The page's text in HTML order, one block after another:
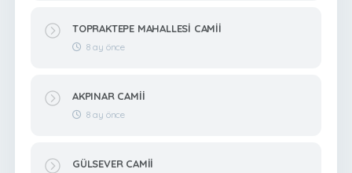
TOPRAKTEPE MAHALLESİ CAMİİ
8 ay önce
AKPINAR CAMİİ
8 ay önce
GÜLSEVER CAMİİ